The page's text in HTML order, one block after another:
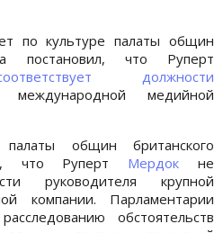
по культуре палаты общин
постановил, что Руперт
должности
медийной
общин британского
что Руперт Мердок не
руководителя крупной
компании. Парламентарии
обстоятельств